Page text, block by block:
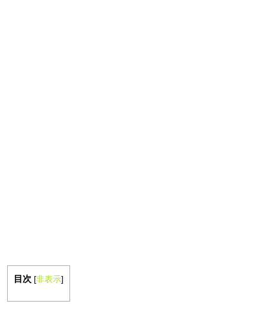
目次 [非表示]